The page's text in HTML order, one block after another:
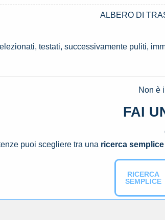
ALBERO DI
testati, successivamente puliti,
Non è
FAI
puoi scegliere tra una ricerca semplice
RICERCA
SEMPLICE